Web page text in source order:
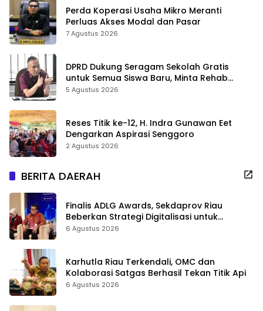
Perda Koperasi Usaha Mikro Meranti
Perluas Akses Modal dan Pasar
7 Agustus 2026
DPRD Dukung Seragam Sekolah Gratis
untuk Semua Siswa Baru, Minta Rehab
Sekolah Jangan Dikurangi
5 Agustus 2026
Reses Titik ke-12, H. Indra Gunawan Eet
Dengarkan Aspirasi Senggoro
2 Agustus 2026
BERITA DAERAH
Finalis ADLG Awards, Sekdaprov Riau
Beberkan Strategi Digitalisasi untuk
Tingkatkan Layanan Publik
6 Agustus 2026
Karhutla Riau Terkendali, OMC dan
Kolaborasi Satgas Berhasil Tekan Titik Api
6 Agustus 2026